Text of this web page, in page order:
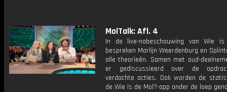
MolTalk: Afl. 4
In de live-nabeschouwing van Wie
bespreken Marlijn Weerdenburg en
alle theorieën. Samen met oud-
er gediscussieerd over de
verdachte acties. Ook worden de
de Wie is de Mol?-app onder de loep